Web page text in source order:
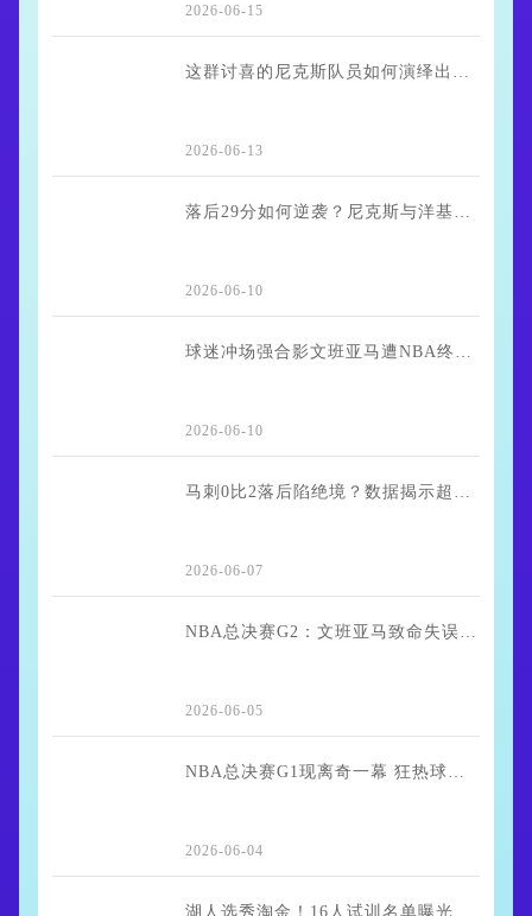
2026-06-15
这群讨喜的尼克斯队员如何演绎出最佳兄弟喜剧
2026-06-13
落后29分如何逆袭？尼克斯与洋基给出相同答案：稳扎稳打步步为营
2026-06-10
球迷冲场强合影文班亚马遭NBA终身禁赛 总决赛首战另曝辱骂布伦森事件
2026-06-10
马刺0比2落后陷绝境？数据揭示超级新秀哈珀成"最强解药"
2026-06-07
NBA总决赛G2：文班亚马致命失误葬送好局 尼克斯险胜马刺夺2-0领先
2026-06-05
NBA总决赛G1现离奇一幕 狂热球迷冲场强拉文班亚马自拍引众怒
2026-06-04